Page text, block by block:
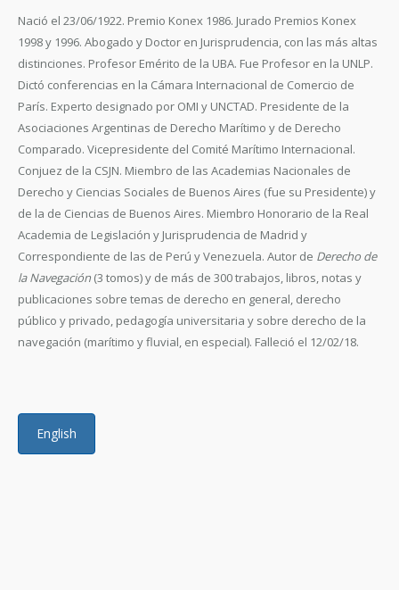
Nació el 23/06/1922. Premio Konex 1986. Jurado Premios Konex
1998 y 1996. Abogado y Doctor en Jurisprudencia, con las más altas
distinciones. Profesor Emérito de la UBA. Fue Profesor en la UNLP.
Dictó conferencias en la Cámara Internacional de Comercio de
París. Experto designado por OMI y UNCTAD. Presidente de la
Asociaciones Argentinas de Derecho Marítimo y de Derecho
Comparado. Vicepresidente del Comité Marítimo Internacional.
Conjuez de la CSJN. Miembro de las Academias Nacionales de
Derecho y Ciencias Sociales de Buenos Aires (fue su Presidente) y
de la de Ciencias de Buenos Aires. Miembro Honorario de la Real
Academia de Legislación y Jurisprudencia de Madrid y
Correspondiente de las de Perú y Venezuela. Autor de Derecho de
la Navegación (3 tomos) y de más de 300 trabajos, libros, notas y
publicaciones sobre temas de derecho en general, derecho
público y privado, pedagogía universitaria y sobre derecho de la
navegación (marítimo y fluvial, en especial). Falleció el 12/02/18.
English